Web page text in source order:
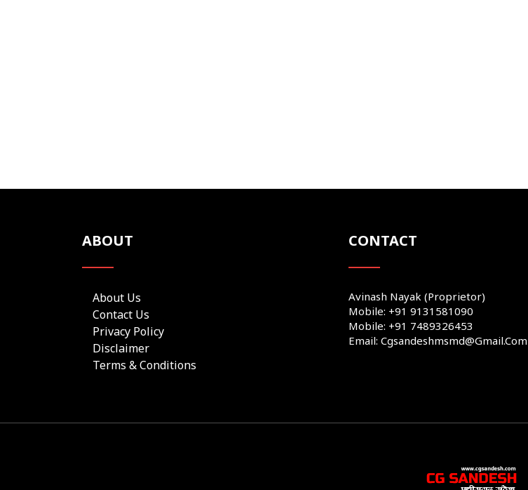
ABOUT
About Us
Contact Us
Privacy Policy
Disclaimer
Terms & Conditions
CONTACT
Avinash Nayak (Proprietor)
Mobile: +91 9131581090
Mobile: +91 7489326453
Email: Cgsandeshmsmd@gmail.com